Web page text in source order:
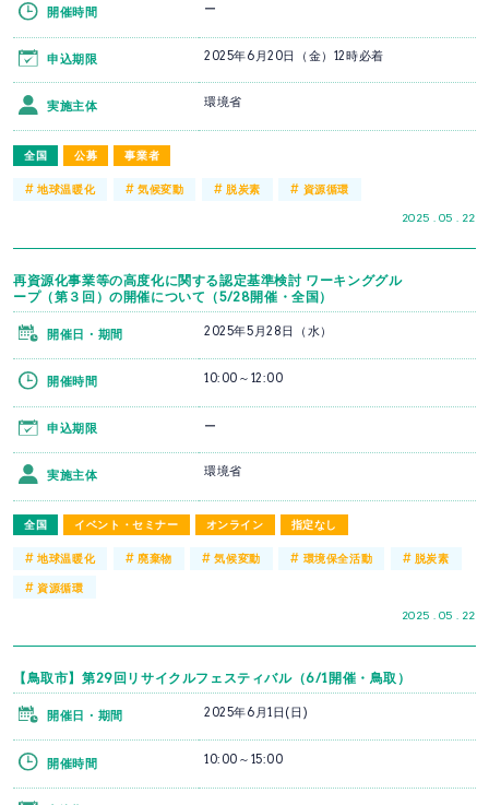
全国 公募 事業者
2025 . 05 . 22
開催時間 ー
申込期限 2025年6月20日（金）12時必着
実施主体 環境省
#地球温暖化 # 気候変動 #脱炭素 # 資源循環
再資源化事業等の高度化に関する認定基準検討 ワーキンググル
ープ（第３回）の開催について（5/28開催・全国）
全国 イベント・セミナー オンライン 指定なし
2025 . 05 . 22
開催日・期間 2025年5月28日（水）
開催時間 10:00～12:00
申込期限 ー
実施主体 環境省
#地球温暖化 # 廃棄物 #気候変動 # 環境保全活動 # 脱炭素
#資源循環
【鳥取市】第29回リサイクルフェスティバル（6/1開催・鳥取）
開催日・期間 2025年6月1日(日)
開催時間 10:00～15:00